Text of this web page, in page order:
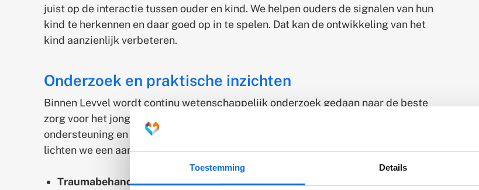
Toestemming Details
juist op de interactie tussen ouder en kind. We helpen ouders de signalen van hun
kind te herkennen en daar goed op in te spelen. Dat kan de ontwikkeling van het
kind aanzienlijk verbeteren.
Onderzoek en praktische inzichten
Binnen Levvel wordt continu wetenschappelijk onderzoek gedaan naar de beste
zorg voor het jonge kind. Deze onderzoeken vormen de basis voor onze visie op
ondersteuning en helpen ons om de zorg steeds verder te verbeteren. Hieronder
lichten we een aantal onderzoeken en praktische vertalingen uit:
Traumabehandeling bij de allerkleinsten (EMDR): een belangrijk focuspunt